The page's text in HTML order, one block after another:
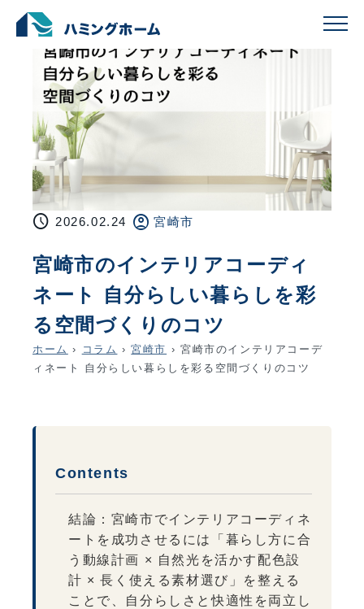
schedule 2026.02.24 account_circle 宮崎市
宮崎市のインテリアコーディ
ネート 自分らしい暮らしを彩
る空間づくりのコツ
ホーム › コラム › 宮崎市 › 宮崎市のインテリアコーデ
ィネート 自分らしい暮らしを彩る空間づくりのコツ
Contents
結論：宮崎市でインテリアコーディネ
ートを成功させるには「暮らし方に合
う動線計画 × 自然光を活かす配色設
計 × 長く使える素材選び」を整える
ことで、自分らしさと快適性を両立し